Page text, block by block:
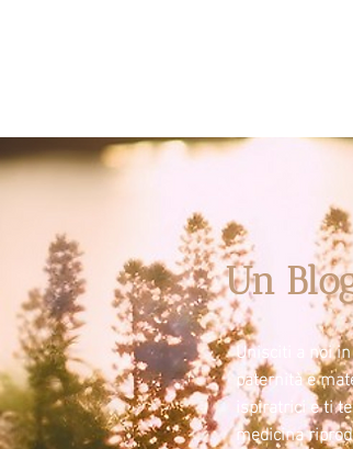
Un
Unisciti a noi
paternità e
ispiratrici e ti
medicina